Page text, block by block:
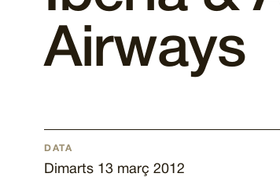
Airways
DATA
Dimarts 13 març 2012